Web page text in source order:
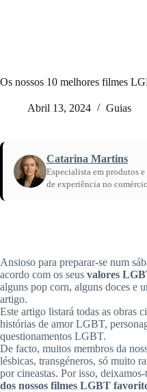
Os nossos 10 melhores filmes
Abril 13, 2024 Guias
Catarina Martins
Especialista em produtos
de experiência no comércio
Ansioso para preparar-se num
acordo com os seus valores
alguns pop corn, alguns doces e
artigo.
Este artigo listará todas as obras
histórias de amor LGBT,
questionamentos LGBT.
De facto, muitos membros da
lésbicas, transgéneros, só muito
por cineastas. Por isso,
dos nossos filmes LGBT